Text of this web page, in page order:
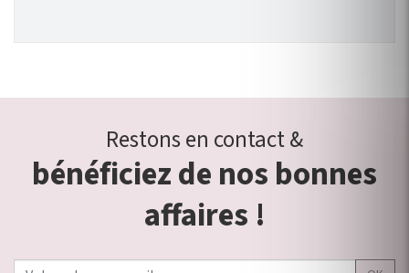
Restons en contact &
bénéficiez de nos bonnes
affaires !